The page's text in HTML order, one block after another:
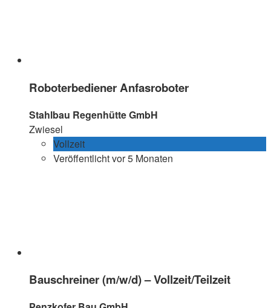
Roboterbediener Anfasroboter
Stahlbau Regenhütte GmbH
Zwiesel
Vollzeit
Veröffentlicht vor 5 Monaten
Bauschreiner (m/w/d) – Vollzeit/Teilzeit